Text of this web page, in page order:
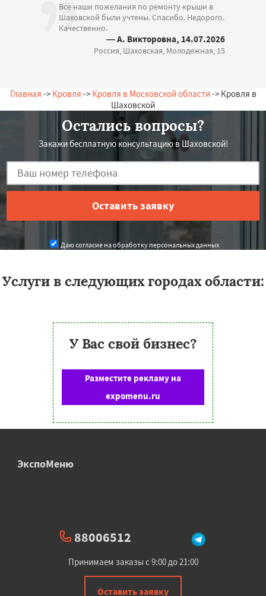
Все наши пожелания по ремонту крыши в
Шаховской были учтены. Спасибо. Недорого.
Качественно.
— А. Викторовна, 14.07.2026
Россия, Шаховская, Молодежная, 15
Главная -> Кровля -> Кровля в Московской области-> Кровля в
Шаховской
Остались вопросы?
Закажи бесплатную консультацию в Шаховской!
Даю согласие на обработку персональных данных
Услуги в следующих городах области:
У Вас свой бизнес?
Разместите рекламу на
expomenu.ru
ЭкспоМеню
88006512
Принимаем заказы с 9:00 до 21:00
Оставить заявку